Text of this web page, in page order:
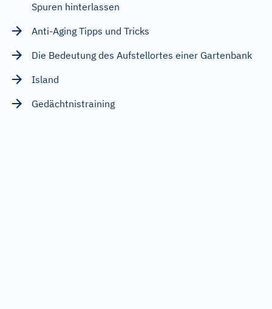
Spuren hinterlassen
Anti-Aging Tipps und Tricks
Die Bedeutung des Aufstellortes einer Gartenbank
Island
Gedächtnistraining